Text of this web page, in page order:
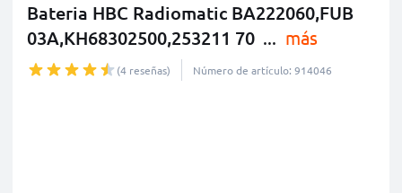
Bateria HBC Radiomatic BA222060,FUB
03A,KH68302500,253211 70 ... más
(4 reseñas) Número de artículo: 914046